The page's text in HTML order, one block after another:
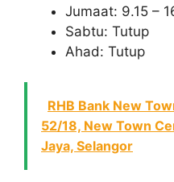
Jumaat: 9.15 –
Sabtu: Tutup
Ahad: Tutup
RHB Bank New
52/18, New Town
Jaya, Selangor